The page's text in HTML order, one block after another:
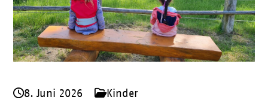
8. Juni 2026
Kinder